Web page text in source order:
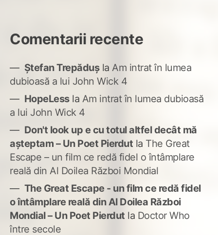
Comentarii recente
Ștefan Trepădușla Am intrat în lumea
dubioasă a lui John Wick 4
HopeLessla Am intrat în lumea dubioasă
a lui John Wick 4
Don't look up e cu totul altfel decât mă
așteptam – Un Poet Pierdut la The Great
Escape – un film ce redă fidel o întâmplare
reală din Al Doilea Război Mondial
The Great Escape - un film ce redă fidel
o întâmplare reală din Al Doilea Război
Mondial – Un Poet Pierdut la Doctor Who
între secole